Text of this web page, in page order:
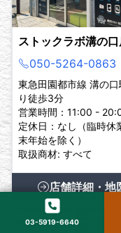
ストックラボ溝の
050-5264-0863
東急田園都市線 溝の口
り徒歩3分
営業時間：11:00 -
定休日：なし（臨時休
末年始を除く）
取扱商材: すべて
店舗詳細・地
03-5919-6640